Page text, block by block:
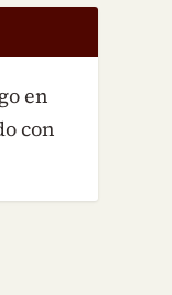
en
con